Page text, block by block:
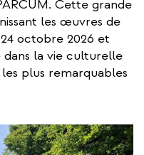
Cette grande
les œuvres de
octobre 2026 et
la vie culturelle
plus remarquables